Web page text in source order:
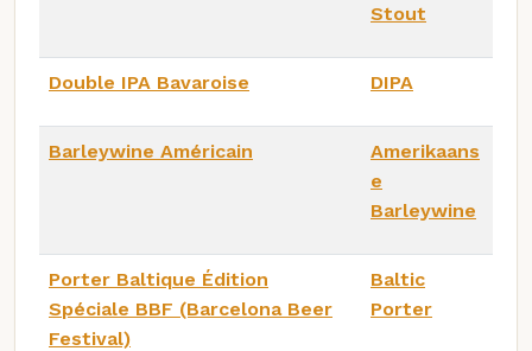
Stout
Double IPA Bavaroise DIPA
Barleywine Américain
Amerikaans
e
Barleywine
Porter Baltique Édition
Spéciale BBF (Barcelona Beer
Festival)
Baltic
Porter